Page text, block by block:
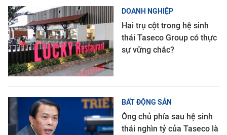
DOANH NGHIỆP
Hai trụ cột trong hệ sinh
thái Taseco Group có thực
sự vững chắc?
BẤT ĐỘNG SẢN
Ông chủ phía sau hệ sinh
thái nghìn tỷ của Taseco là